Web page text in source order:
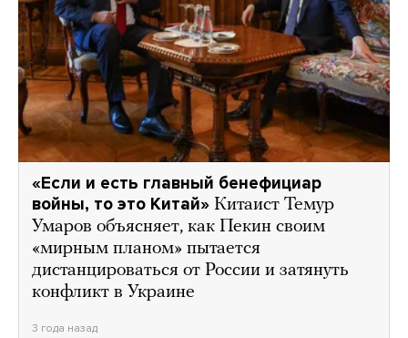
«Если и есть главный бенефициар
войны, то это Китай» Китаист Темур
Умаров объясняет, как Пекин своим
«мирным планом» пытается
дистанцироваться от России и затянуть
конфликт в Украине
3 года назад